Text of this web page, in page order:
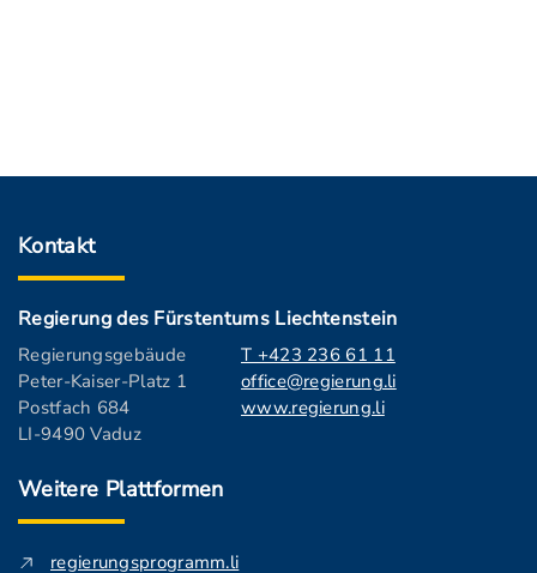
Kontakt
Regierung des Fürstentums Liechtenstein
Regierungsgebäude
Peter-Kaiser-Platz 1
Postfach 684
LI-9490 Vaduz
T +423 236 61 11
office@regierung.li
www.regierung.li
Weitere Plattformen
regierungsprogramm.li